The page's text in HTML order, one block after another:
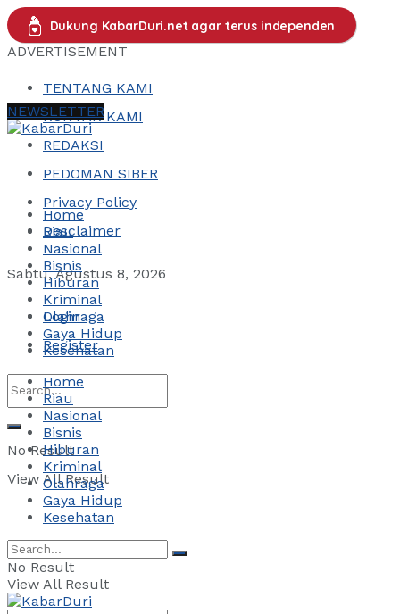
Dukung KabarDuri.net agar terus independen
ADVERTISEMENT
TENTANG KAMI
KONTAK KAMI
REDAKSI
PEDOMAN SIBER
Privacy Policy
Desclaimer
Sabtu, Agustus 8, 2026
Login
Register
No Result
View All Result
NEWSLETTER
Home
Riau
Nasional
Bisnis
Hiburan
Kriminal
Olahraga
Gaya Hidup
Kesehatan
Home
Riau
Nasional
Bisnis
Hiburan
Kriminal
Olahraga
Gaya Hidup
Kesehatan
No Result
View All Result